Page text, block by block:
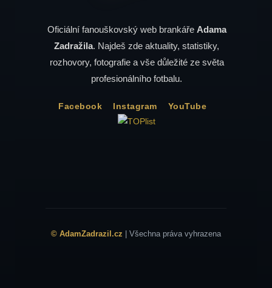
Oficiální fanouškovský web brankáře Adama
Zadražila. Najdeš zde aktuality, statistiky,
rozhovory, fotografie a vše důležité ze světa
profesionálního fotbalu.
Facebook Instagram YouTube
© AdamZadrazil.cz | Všechna práva vyhrazena